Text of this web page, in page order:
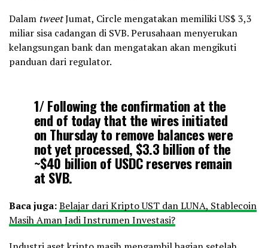
Dalam tweetJumat, Circle mengatakan memiliki US$ 3,3
miliar sisa cadangan di SVB. Perusahaan menyerukan
kelangsungan bank dan mengatakan akan mengikuti
panduan dari regulator.
1/ Following the confirmation at the
end of today that the wires initiated
on Thursday to remove balances were
not yet processed, $3.3 billion of the
~$40 billion of USDC reserves remain
at SVB.
— Circle (@circle)March 11, 2023
Baca juga:Belajar dari Kripto UST dan LUNA, Stablecoin
Masih Aman Jadi Instrumen Investasi?